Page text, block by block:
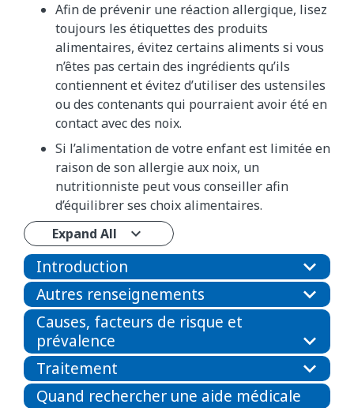
Afin de prévenir une réaction allergique, lisez
toujours les étiquettes des produits
alimentaires, évitez certains aliments si vous
n’êtes pas certain des ingrédients qu’ils
contiennent et évitez d’utiliser des ustensiles
ou des contenants qui pourraient avoir été en
contact avec des noix.
Si l’alimentation de votre enfant est limitée en
raison de son allergie aux noix, un
nutritionniste peut vous conseiller afin
d’équilibrer ses choix alimentaires.
Expand All
Introduction
Autres renseignements
Causes, facteurs de risque et
prévalence
Traitement
Quand rechercher une aide médicale